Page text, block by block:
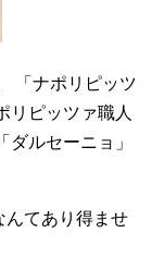
「ナポリピッツ
リピッツァ職人
ダルセーニョ」
んてあり得ませ